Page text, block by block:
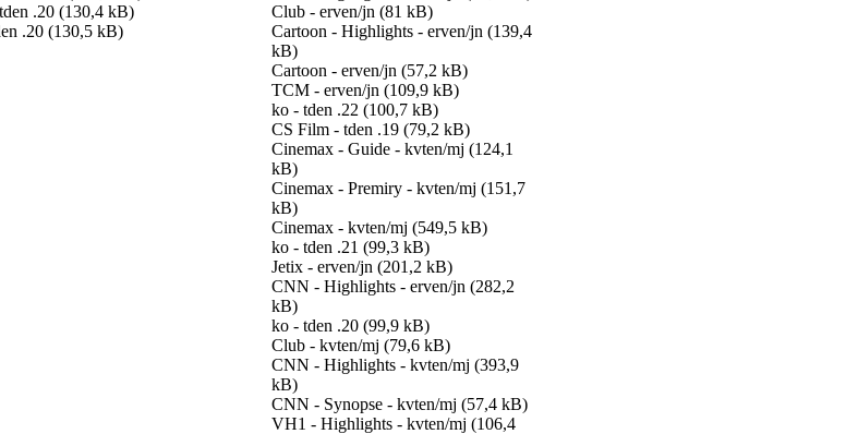
.20 (130,4 kB)
.20 (130,5 kB)
Club - erven/jn (81 kB)
Cartoon - Highlights - erven/jn (139,4
kB)
Cartoon - erven/jn (57,2 kB)
TCM - erven/jn (109,9 kB)
ko - tden .22 (100,7 kB)
CS Film - tden .19 (79,2 kB)
Cinemax - Guide - kvten/mj (124,1
kB)
Cinemax - Premiry - kvten/mj (151,7
kB)
Cinemax - kvten/mj (549,5 kB)
ko - tden .21 (99,3 kB)
Jetix - erven/jn (201,2 kB)
CNN - Highlights - erven/jn (282,2
kB)
ko - tden .20 (99,9 kB)
Club - kvten/mj (79,6 kB)
CNN - Highlights - kvten/mj (393,9
kB)
CNN - Synopse - kvten/mj (57,4 kB)
VH1 - Highlights - kvten/mj (106,4